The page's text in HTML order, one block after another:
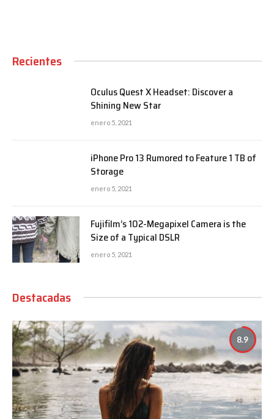
Recientes
Oculus Quest X Headset: Discover a
Shining New Star
enero 5, 2021
iPhone Pro 13 Rumored to Feature 1 TB of
Storage
enero 5, 2021
Fujifilm’s 102-Megapixel Camera is the
Size of a Typical DSLR
enero 5, 2021
Destacadas
8.9